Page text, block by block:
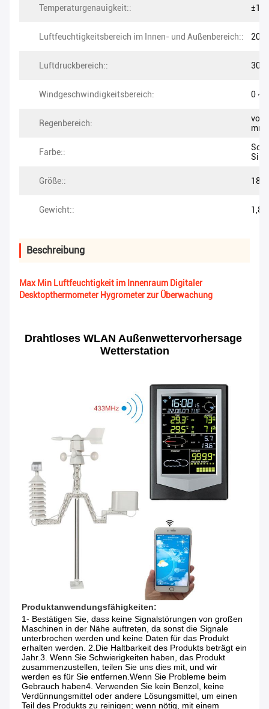
Temperaturgenauigkeit::
Luftfeuchtigkeitsbereich im Innen- und Außenbereich:: 20%
Luftdruckbereich:: 300
Windgeschwindigkeitsbereich: 0 ~
Regenbereich:
von
mm
Farbe::
Größe::
Gewicht:: 1,8
Beschreibung
Max Min Luftfeuchtigkeit im Innenraum Digitaler
Desktopthermometer Hygrometer zur Überwachung
Drahtloses WLAN Außenwettervorhersage
Wetterstation
Produktanwendungsfähigkeiten:
1- Bestätigen Sie, dass keine Signalstörungen von großen
Maschinen in der Nähe auftreten, da sonst die Signale
unterbrochen werden und keine Daten für das Produkt
erhalten werden. 2.Die Haltbarkeit des Produkts beträgt ein
Jahr.3. Wenn Sie Schwierigkeiten haben, das Produkt
zusammenzustellen, teilen Sie uns dies mit, und wir
werden es für Sie entfernen.Wenn Sie Probleme beim
Gebrauch haben4. Verwenden Sie kein Benzol, keine
Verdünnungsmittel oder andere Lösungsmittel, um einen
Teil des Produkts zu reinigen; wenn nötig, mit einem